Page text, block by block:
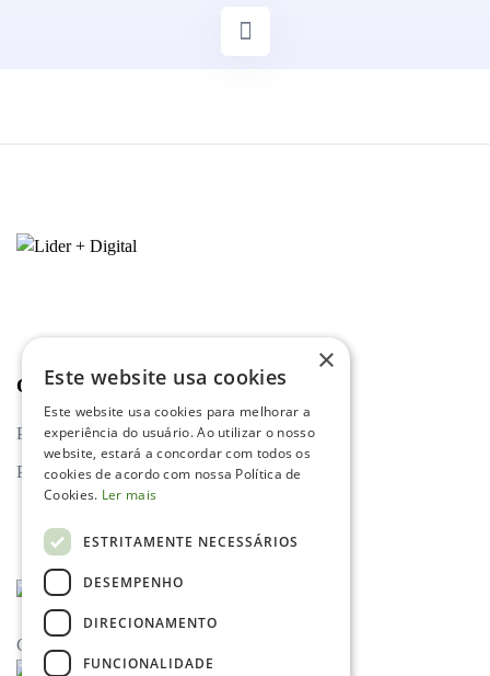
Outros links
Política de privacidade
Política de cookies
Cofinanciamento
×
Este website usa cookies
Este website usa cookies para melhorar a
experiência do usuário. Ao utilizar o nosso
website, estará a concordar com todos os
cookies de acordo com nossa Política de
Cookies. Ler mais
ESTRITAMENTE NECESSÁRIOS
DESEMPENHO
DIRECIONAMENTO
FUNCIONALIDADE